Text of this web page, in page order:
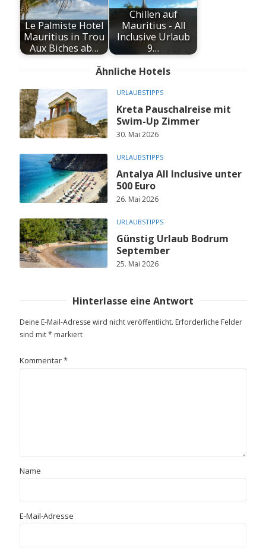
Le Palmiste Hotel
Mauritius in Trou
Aux Biches ab…
Chillen auf
Mauritius - All
Inclusive Urlaub
9…
Ähnliche Hotels
URLAUBSTIPPS
Kreta Pauschalreise mit
Swim-Up Zimmer
30. Mai 2026
URLAUBSTIPPS
Antalya All Inclusive unter
500 Euro
26. Mai 2026
URLAUBSTIPPS
Günstig Urlaub Bodrum
September
25. Mai 2026
Hinterlasse eine Antwort
Deine E-Mail-Adresse wird nicht veröffentlicht. Erforderliche Felder
sind mit* markiert
Kommentar*
Name
E-Mail-Adresse